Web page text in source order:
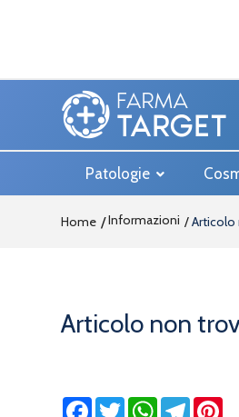
Patologie
Home Informazioni Articolo
Articolo non
Facebook
TwitterWhatsApp